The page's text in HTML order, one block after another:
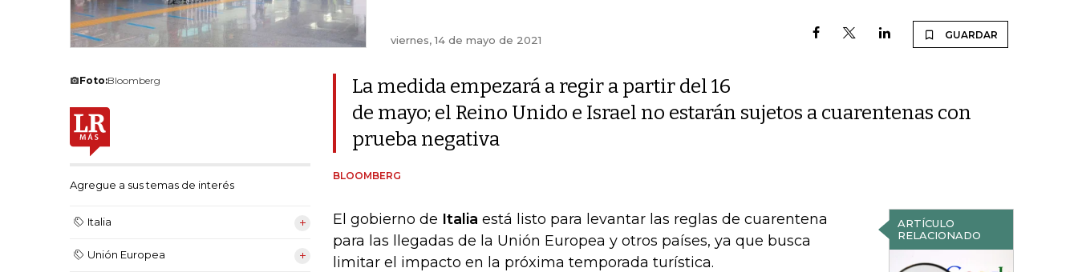
viernes, 14 de mayo de 2021 GUARDAR
Foto:Bloomberg
Agregue a sus temas de interés
Italia
Unión Europea
La medida empezará a regir a partir del 16
de mayo; el Reino Unido e Israel no estarán sujetos a cuarentenas con
prueba negativa
BLOOMBERG
ARTÍCULO
RELACIONADO
El gobierno de Italia está listo para levantar las reglas de cuarentena
para las llegadas de la Unión Europea y otros países, ya que busca
limitar el impacto en la próxima temporada turística.